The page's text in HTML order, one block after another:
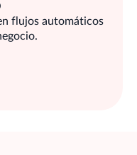
flujos automáticos